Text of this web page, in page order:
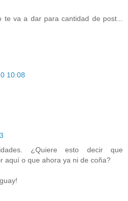
va a dar para cantidad de post...
10:08
¿Quiere esto decir que
aquí o que ahora ya ni de coña?